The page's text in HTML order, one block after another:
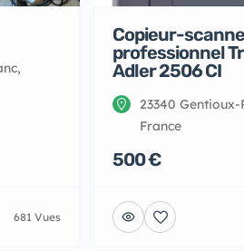
681 Vues
Copieur-
professionnel
Adler 2506 CI
23340
France
500 €